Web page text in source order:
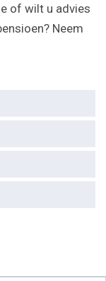
of wilt u advies
Neem